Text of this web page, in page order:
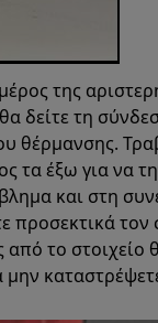
της
δείτε τη
θέρμανσης.
τα έξω για να
και στη
προσεκτικά τον
το στοιχείο
μην